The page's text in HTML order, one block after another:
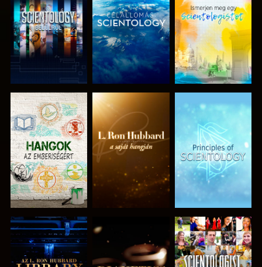
A SOROZAT
RÉSZEI
A SOROZAT
RÉSZEI
A SOROZAT
RÉSZEI
A SOROZAT
RÉSZEI
A SOROZAT
RÉSZEI
MŰSORNÉZÉS